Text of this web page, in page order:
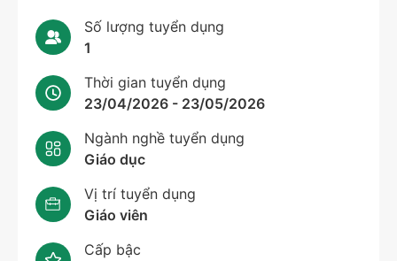
Số lượng tuyển dụng
1
Thời gian tuyển dụng
23/04/2026 - 23/05/2026
Ngành nghề tuyển dụng
Giáo dục
Vị trí tuyển dụng
Giáo viên
Cấp bậc